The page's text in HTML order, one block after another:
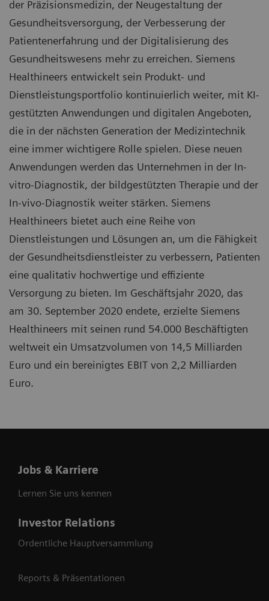
der Präzisionsmedizin, der Neugestaltung der
Gesundheitsversorgung, der Verbesserung der
Patientenerfahrung und der Digitalisierung des
Gesundheitswesens mehr zu erreichen. Siemens
Healthineers entwickelt sein Produkt- und
Dienstleistungsportfolio kontinuierlich weiter, mit KI-
gestützten Anwendungen und digitalen Angeboten,
die in der nächsten Generation der Medizintechnik
eine immer wichtigere Rolle spielen. Diese neuen
Anwendungen werden das Unternehmen in der In-
vitro-Diagnostik, der bildgestützten Therapie und der
In-vivo-Diagnostik weiter stärken. Siemens
Healthineers bietet auch eine Reihe von
Dienstleistungen und Lösungen an, um die Fähigkeit
der Gesundheitsdienstleister zu verbessern, Patienten
eine qualitativ hochwertige und effiziente
Versorgung zu bieten. Im Geschäftsjahr 2020, das
am 30. September 2020 endete, erzielte Siemens
Healthineers mit seinen rund 54.000 Beschäftigten
weltweit ein Umsatzvolumen von 14,5 Milliarden
Euro und ein bereinigtes EBIT von 2,2 Milliarden
Euro.
Jobs & Karriere
Lernen Sie uns kennen
Investor Relations
Ordentliche Hauptversammlung
Reports & Präsentationen